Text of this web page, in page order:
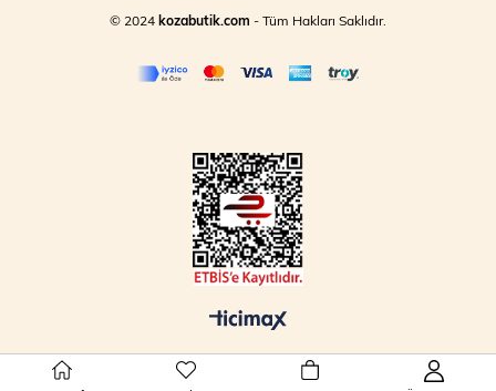
© 2024kozabutik.com - Tüm Hakları Saklıdır.